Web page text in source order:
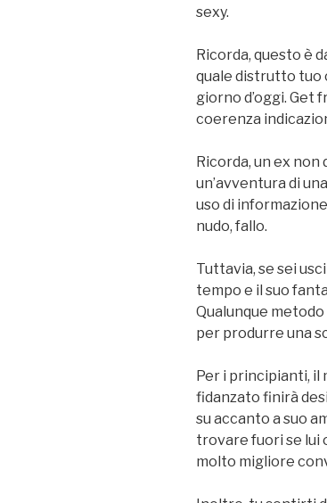
sexy.
Ricorda, questo è
quale distrutto tuo
giorno d’oggi. Get
coerenza
Ricorda, un ex
un’avventura di
uso di
nudo, fallo.
Tuttavia, se sei
tempo e il suo
Qualunque
per produrre una
Per i principianti, il
fidanzato finirà
su accanto a suo
trovare fuori se lui
molto migliore